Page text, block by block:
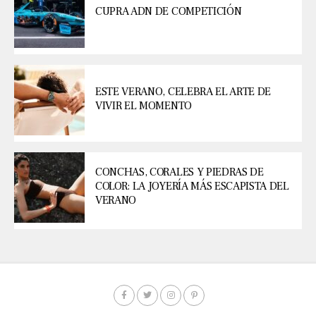
CUPRA ADN DE COMPETICIÓN
ESTE VERANO, CELEBRA EL ARTE DE
VIVIR EL MOMENTO
CONCHAS, CORALES Y PIEDRAS DE
COLOR: LA JOYERÍA MÁS ESCAPISTA DEL
VERANO